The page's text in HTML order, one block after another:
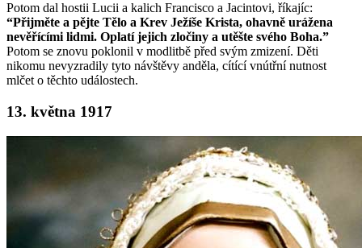
Potom dal hostii Lucii a kalich Francisco a Jacintovi, říkajíc:
“Přijměte a pějte Tělo a Krev Ježíše Krista, ohavně urážena
nevěřícími lidmi. Oplatí jejich zločiny a utěšte svého Boha.”
Potom se znovu poklonil v modlitbě před svým zmizení. Děti
nikomu nevyzradily tyto návštěvy anděla, cítící vnútřní nutnost
mlčet o těchto událostech.
13. května 1917